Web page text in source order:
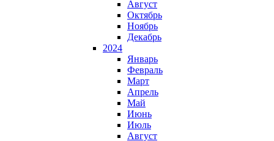
Август
Октябрь
Ноябрь
Декабрь
2024
Январь
Февраль
Март
Апрель
Май
Июнь
Июль
Август